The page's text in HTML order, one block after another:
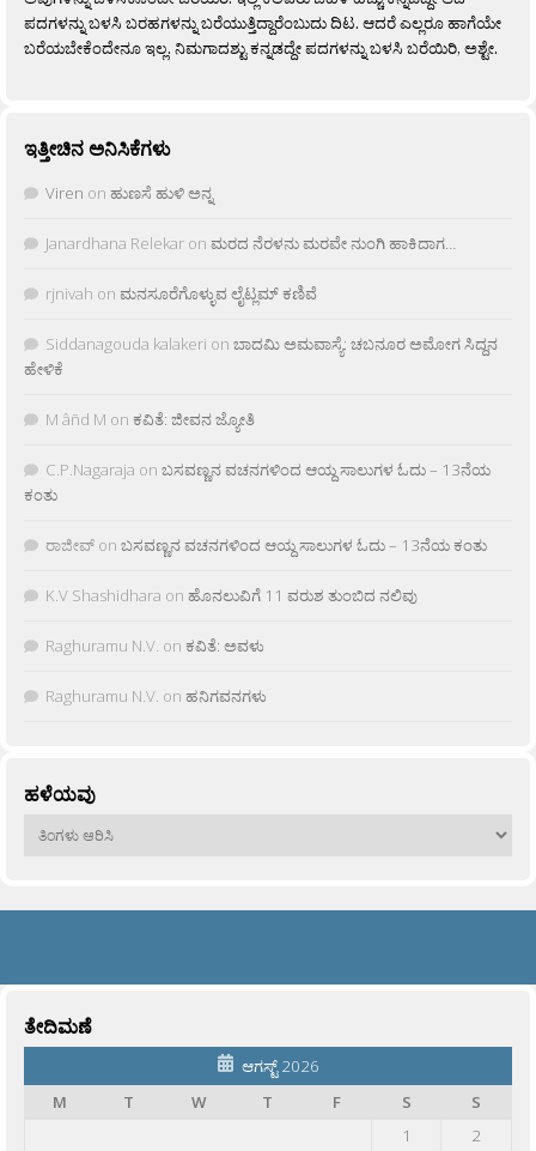
ಪದಗಳನ್ನು ಬಳಸಿ ಬರಹಗಳನ್ನು ಬರೆಯುತ್ತಿದ್ದಾರೆಂಬುದು ದಿಟ. ಆದರೆ ಎಲ್ಲರೂ ಹಾಗೆಯೇ
ಬರೆಯಬೇಕೆಂದೇನೂ ಇಲ್ಲ. ನಿಮಗಾದಶ್ಟು ಕನ್ನಡದ್ದೇ ಪದಗಳನ್ನು ಬಳಸಿ ಬರೆಯಿರಿ, ಅಶ್ಟೇ.
ಇತ್ತೀಚಿನ ಅನಿಸಿಕೆಗಳು
Viren on ಹುಣಸೆ ಹುಳಿ ಅನ್ನ
Janardhana Relekar on ಮರದ ನೆರಳನು ಮರವೇ ನುಂಗಿ ಹಾಕಿದಾಗ…
rjnivah on ಮನಸೂರೆಗೊಳ್ಳುವ ಲೈಟ್ಲಮ್ ಕಣಿವೆ
Siddanagouda kalakeri on ಬಾದಮಿ ಅಮವಾಸ್ಯೆ: ಚಬನೂರ ಅಮೋಗ ಸಿದ್ದನ
ಹೇಳಿಕೆ
M âñd M on ಕವಿತೆ: ಜೀವನ ಜ್ಯೋತಿ
C.P.Nagaraja on ಬಸವಣ್ಣನ ವಚನಗಳಿಂದ ಆಯ್ದ ಸಾಲುಗಳ ಓದು – 13ನೆಯ
ಕಂತು
ರಾಜೀವ್ on ಬಸವಣ್ಣನ ವಚನಗಳಿಂದ ಆಯ್ದ ಸಾಲುಗಳ ಓದು – 13ನೆಯ ಕಂತು
K.V Shashidhara on ಹೊನಲುವಿಗೆ 11 ವರುಶ ತುಂಬಿದ ನಲಿವು
Raghuramu N.V. on ಕವಿತೆ: ಅವಳು
Raghuramu N.V. on ಹನಿಗವನಗಳು
ಹಳೆಯವು
ಹಳೆಯವು
ತೇದಿಮಣೆ
ಆಗಸ್ಟ್ 2026
M
T W T F S
S
1
2